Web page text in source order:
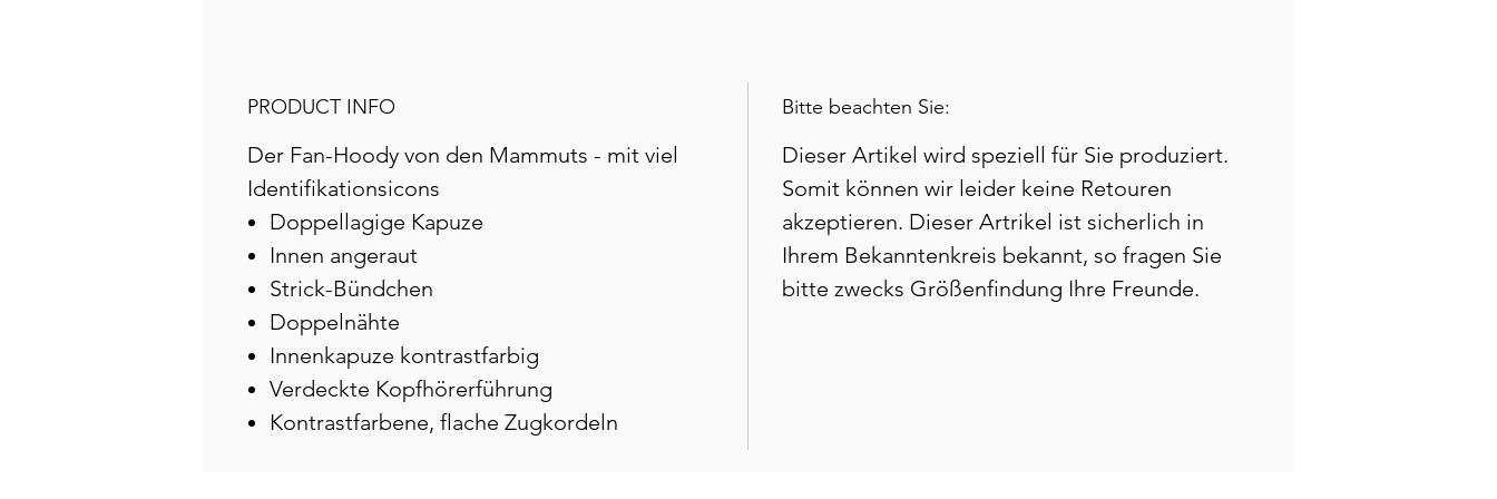
PRODUCT INFO
Der Fan-Hoody von den Mammuts - mit viel
Identifikationsicons
Doppellagige Kapuze
Innen angeraut
Strick-Bündchen
Doppelnähte
Innenkapuze kontrastfarbig
Verdeckte Kopfhörerführung
Kontrastfarbene, flache Zugkordeln
Bitte beachten Sie:
Dieser Artikel wird speziell für Sie produziert.
Somit können wir leider keine Retouren
akzeptieren. Dieser Artrikel ist sicherlich in
Ihrem Bekanntenkreis bekannt, so fragen Sie
bitte zwecks Größenfindung Ihre Freunde.